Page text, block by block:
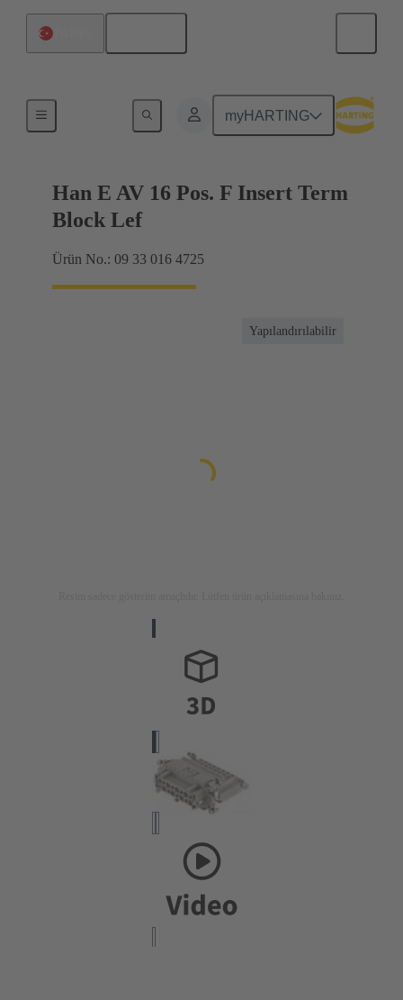
myHARTING
Terminal bloğu konnektörü
Han E AV 16 Pos. F Insert Term
Block Lef
Ürün No.: 09 33 016 4725
Yapılandırılabilir